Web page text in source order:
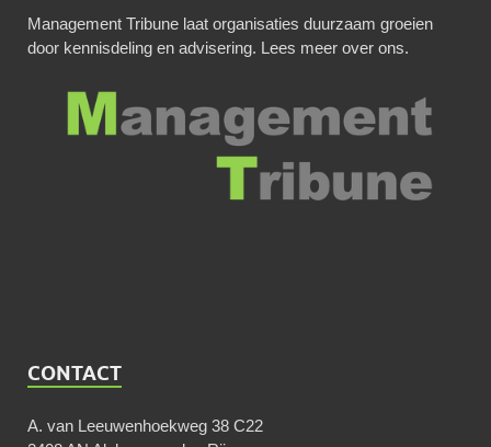
Management Tribune laat organisaties duurzaam groeien
door kennisdeling en advisering. Lees meer over ons.
CONTACT
A. van Leeuwenhoekweg 38 C22